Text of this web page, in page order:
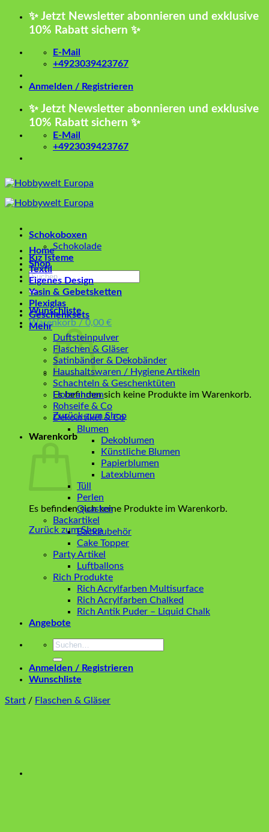
Zum
✨ Jetzt Newsletter abonnieren und exklusive
10% Rabatt sichern ✨
E-Mail
+4923039423767
Anmelden / Registrieren
✨ Jetzt Newsletter abonnieren und exklusive
10% Rabatt sichern ✨
E-Mail
+4923039423767
Home
Shop
Suchen
nach:
Wunschliste
Warenkorb / 0,00 €
Es befinden sich keine Produkte im Warenkorb.
Zurück zum Shop
Warenkorb
Es befinden sich keine Produkte im Warenkorb.
Zurück zum Shop
Schokoboxen
Schokolade
Kız İsteme
Textil
Eigenes Design
Yasin & Gebetsketten
Plexiglas
Geschenksets
Mehr
Duftsteinpulver
Flaschen & Gläser
Satinbänder & Dekobänder
Haushaltswaren / Hygiene Artikeln
Schachteln & Geschenktüten
Holzrahmen
Rohseife & Co
Dekoartikel & Co
Blumen
Dekoblumen
Künstliche Blumen
Papierblumen
Latexblumen
Tüll
Perlen
Quasten
Backartikel
Backzubehör
Cake Topper
Party Artikel
Luftballons
Rich Produkte
Rich Acrylfarben Multisurface
Rich Acrylfarben Chalked
Rich Antik Puder – Liquid Chalk
Angebote
Suchen
Anmelden / Registrieren
Wunschliste
Start / Flaschen & Gläser